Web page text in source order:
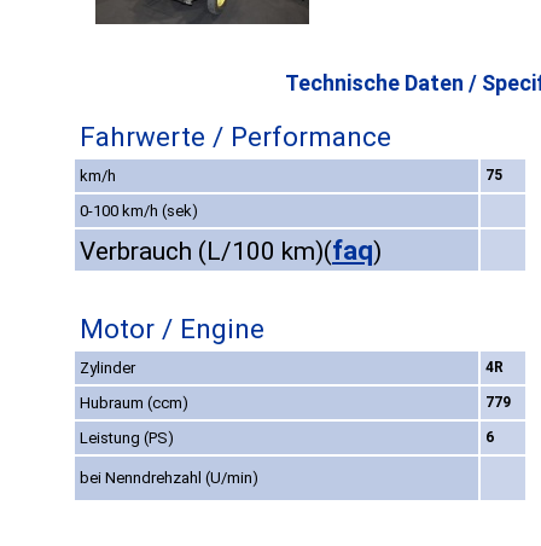
Technische Daten /
Fahrwerte / Performance
km/h 75
0-100 km/h (sek)
Verbrauch (L/100 km)(faq)
Motor / Engine
Zylinder 4R
Hubraum (ccm) 779
Leistung (PS) 6
bei Nenndrehzahl (U/min)